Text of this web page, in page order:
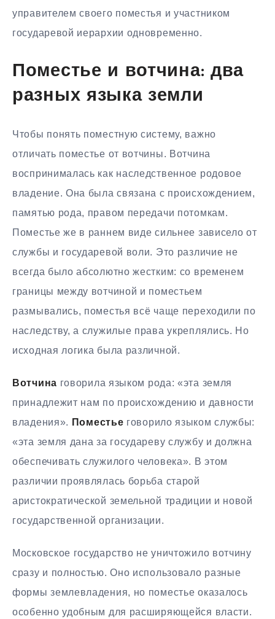
управителем своего поместья и участником
государевой иерархии одновременно.
Поместье и вотчина: два
разных языка земли
Чтобы понять поместную систему, важно
отличать поместье от вотчины. Вотчина
воспринималась как наследственное родовое
владение. Она была связана с происхождением,
памятью рода, правом передачи потомкам.
Поместье же в раннем виде сильнее зависело от
службы и государевой воли. Это различие не
всегда было абсолютно жестким: со временем
границы между вотчиной и поместьем
размывались, поместья всё чаще переходили по
наследству, а служилые права укреплялись. Но
исходная логика была различной.
Вотчина говорила языком рода: «эта земля
принадлежит нам по происхождению и давности
владения». Поместье говорило языком службы:
«эта земля дана за государеву службу и должна
обеспечивать служилого человека». В этом
различии проявлялась борьба старой
аристократической земельной традиции и новой
государственной организации.
Московское государство не уничтожило вотчину
сразу и полностью. Оно использовало разные
формы землевладения, но поместье оказалось
особенно удобным для расширяющейся власти.